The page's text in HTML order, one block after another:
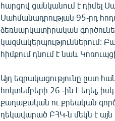
հարցով ցանկանում է դիմել
Սահմանադրության 95-րդ
ձեռնարկատիրական
կազմակերպություններում:
հիմքում դնում է նաև
Այդ եզրակացությունը ըստ
հոկտեմբերի 26 -ին է եղել,
քաղաքական ու քրեական
ղեկավարած ԲՀԿ-ն մեկն է այն